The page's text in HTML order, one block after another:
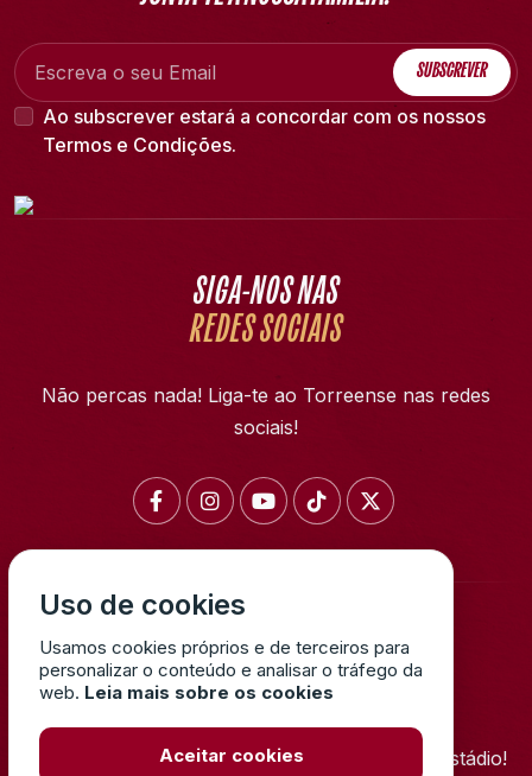
SUBSCREVER
Ao subscrever estará a concordar com os nossos
Termos e Condições.
SIGA-NOS NAS
REDES SOCIAIS
Não percas nada! Liga-te ao Torreense nas redes
sociais!
GARANTE JÁ
O TEU LUGAR
Reserva já o teu bilhete e sente a emoção no estádio!
Uso de cookies
Usamos cookies próprios e de terceiros para
personalizar o conteúdo e analisar o tráfego da
web. Leia mais sobre os cookies
Aceitar cookies